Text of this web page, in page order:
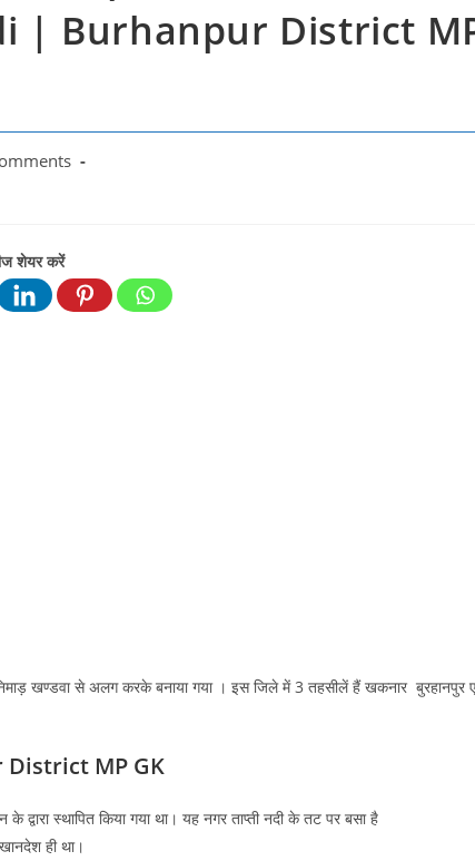
| Burhanpur District
शेयर करें
खण्‍डवा से अलग करके बनाया गया । इस जिले में 3 तहसीलें हैं खकनार बुरहानपुर
MP GK
द्वारा स्थापित किया गया था। यह नगर ताप्‍ती नदी के तट पर बसा है
ही था।